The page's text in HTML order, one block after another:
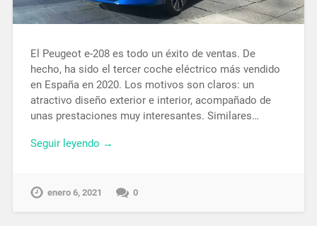
El Peugeot e-208 es todo un éxito de ventas. De
hecho, ha sido el tercer coche eléctrico más vendido
en España en 2020. Los motivos son claros: un
atractivo diseño exterior e interior, acompañado de
unas prestaciones muy interesantes. Similares…
Seguir leyendo →
enero 6, 2021 0